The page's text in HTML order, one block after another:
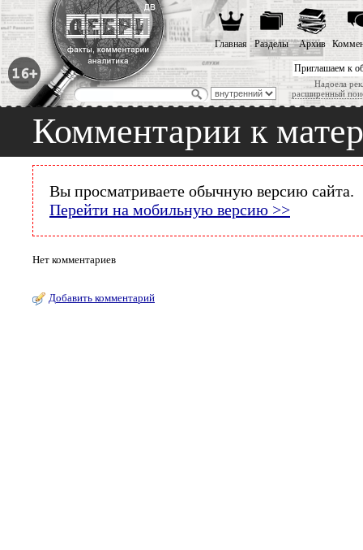
Приглашаем к
Надоела
расширенный
Главная Разделы Архив
Комментарии к
Вы просматриваете обычную версию сайта.
Перейти на мобильную версию >>
Нет комментариев
Добавить комментарий